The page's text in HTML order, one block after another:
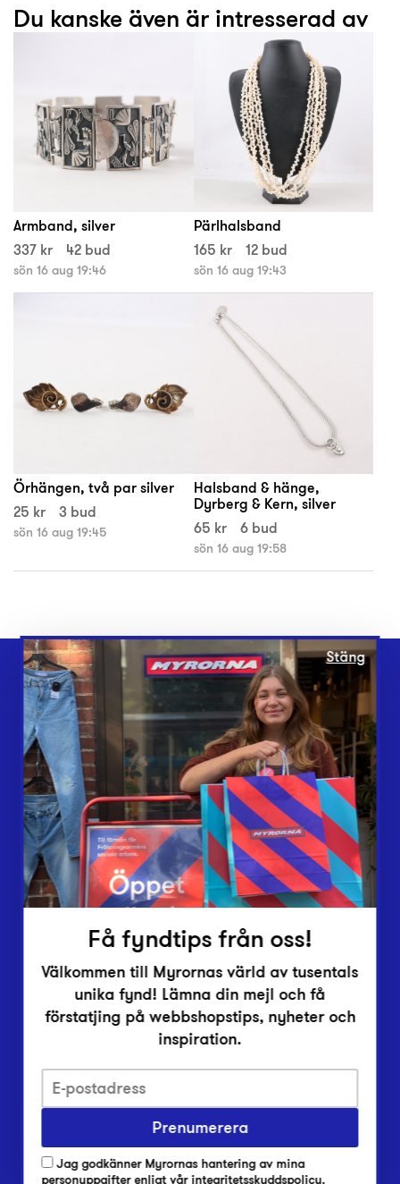
Du kanske även är intresserad av
Armband, silver
337 kr
42 bud
sön 16 aug 19:46
Pärlhalsband
165 kr
12 bud
sön 16 aug 19:43
Örhängen, två par silver
25 kr
3 bud
sön 16 aug 19:45
Halsband & hänge,
Dyrberg & Kern, silver
65 kr
6 bud
sön 16 aug 19:58
Webbshop
Butiker
Lämna in
Vårt överskott
Inlämningsplatser
Om Myrorna
Lediga jobb
Pressrum
Integritetsskyddspolicy
Har du frågor om onlineköp, leverans eller retur?
Har du frågor om vår verksamhet?
Stäng
Få fyndtips från oss!
Välkommen till Myrornas värld av tusentals
unika fynd! Lämna din mejl och få
förstatjing på webbshopstips, nyheter och
inspiration.
Prenumerera
Jag godkänner Myrornas hantering av mina
personuppgifter enligtvår integritetsskyddspolicy.